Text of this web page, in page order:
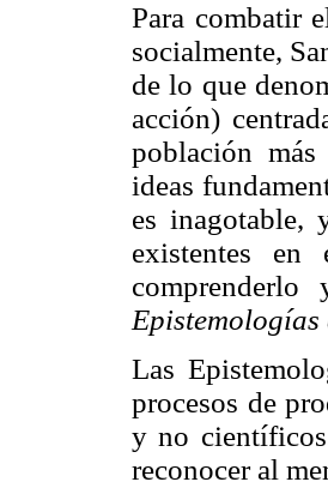
Para combatir
socialmente,
de lo que
acción)
población
ideas
es inagotable,
existentes en
Epistemologías
Las
procesos de
y no
reconocer al